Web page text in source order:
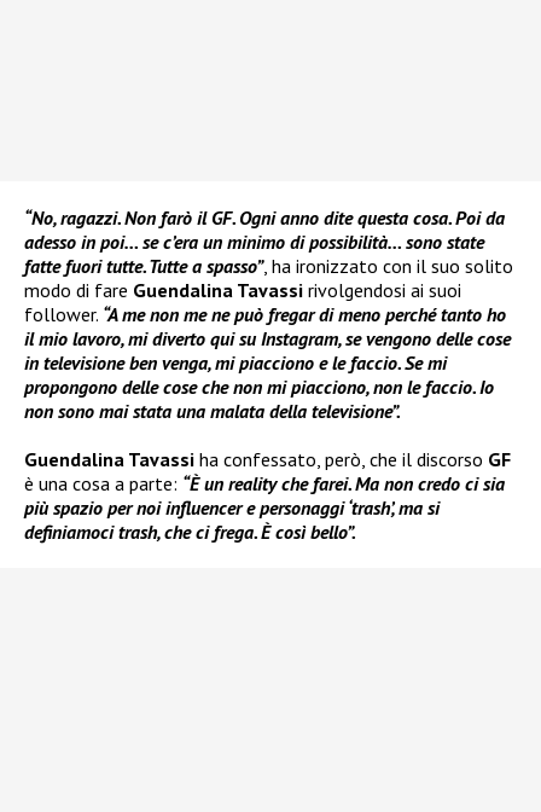
“No, ragazzi. Non farò il GF. Ogni anno dite questa cosa. Poi da
adesso in poi… se c’era un minimo di possibilità… sono state
fatte fuori tutte. Tutte a spasso”, ha ironizzato con il suo solito
modo di fare Guendalina Tavassi rivolgendosi ai suoi
follower. “A me non me ne può fregar di meno perché tanto ho
il mio lavoro, mi diverto qui su Instagram, se vengono delle cose
in televisione ben venga, mi piacciono e le faccio. Se mi
propongono delle cose che non mi piacciono, non le faccio. Io
non sono mai stata una malata della televisione”.
Guendalina Tavassi ha confessato, però, che il discorso GF
è una cosa a parte: “È un reality che farei. Ma non credo ci sia
più spazio per noi influencer e personaggi ‘trash’, ma si
definiamoci trash, che ci frega. È così bello”.